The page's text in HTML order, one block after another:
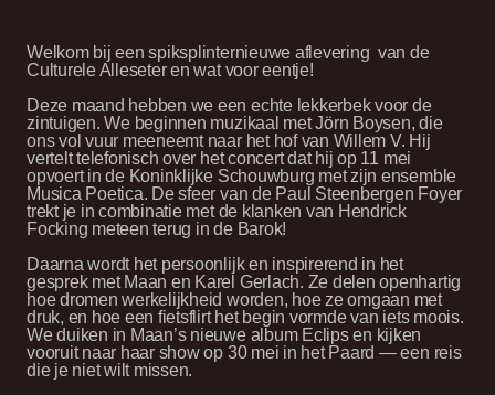
Welkom bij een spiksplinternieuwe aflevering van de
Culturele Alleseter en wat voor eentje!
Deze maand hebben we een echte lekkerbek voor de
zintuigen. We beginnen muzikaal met Jörn Boysen, die
ons vol vuur meeneemt naar het hof van Willem V. Hij
vertelt telefonisch over het concert dat hij op 11 mei
opvoert in de Koninklijke Schouwburg met zijn ensemble
Musica Poetica. De sfeer van de Paul Steenbergen Foyer
trekt je in combinatie met de klanken van Hendrick
Focking meteen terug in de Barok!
Daarna wordt het persoonlijk en inspirerend in het
gesprek met Maan en Karel Gerlach. Ze delen openhartig
hoe dromen werkelijkheid worden, hoe ze omgaan met
druk, en hoe een fietsflirt het begin vormde van iets moois.
We duiken in Maan’s nieuwe album Eclips en kijken
vooruit naar haar show op 30 mei in het Paard — een reis
die je niet wilt missen.